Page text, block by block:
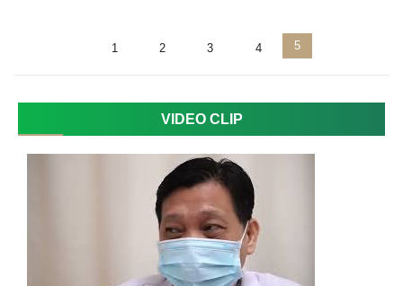
1 2 3 4 5
VIDEO CLIP